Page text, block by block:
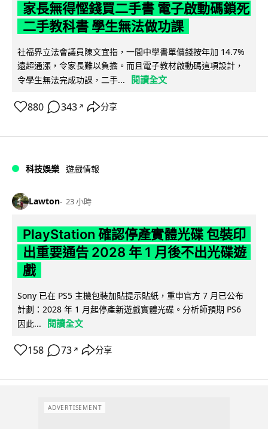
家長無得慳錢買二手書 電子啟動碼鎖死
二手教科書 學生無法做功課
社福界立法會議員陳文宜指，一間中學書單價錢按年加 14.7%
遠超通漲，令家長難以負擔。而且電子教材啟動碼這項設計，
令學生無法完成功課，二手...
閱讀全文
880 343 ↗ 分享
科技娛樂 遊戲情報
Lawton 23 小時
PlayStation 確認停產實體光碟 包裝印
出重要通告 2028 年 1 月後不出光碟遊
戲
Sony 已在 PS5 主機包裝加貼提示貼紙，重申官方 7 月已公布
計劃：2028 年 1 月起停產新遊戲實體光碟。分析師預期 PS6
因此...
閱讀全文
158 73 ↗ 分享
ADVERTISEMENT